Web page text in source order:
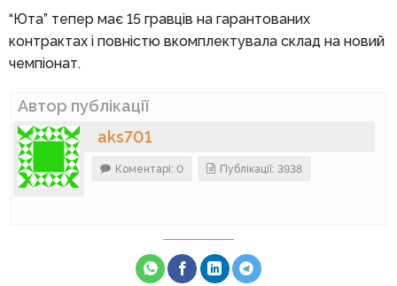
“Юта” тепер має 15 гравців на гарантованих
контрактах і повністю вкомплектувала склад на новий
чемпіонат.
Автор публікації
aks701
Коментарі: 0 Публікації: 3938